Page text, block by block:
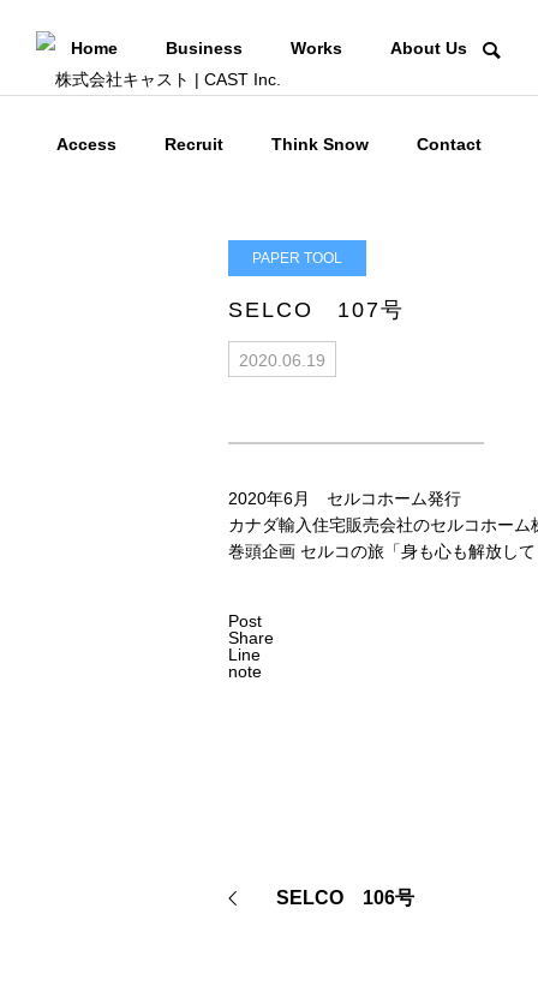
Home Business Works About Us
Access Recruit Think Snow Contact
PAPER TOOL
SELCO 107号
2020.06.19
2020年6月 セルコホーム発行
カナダ輸入住宅販売会社のセルコホー
巻頭企画 セルコの旅「身も心も解放し
Post
Share
Line
note
SELCO 106号